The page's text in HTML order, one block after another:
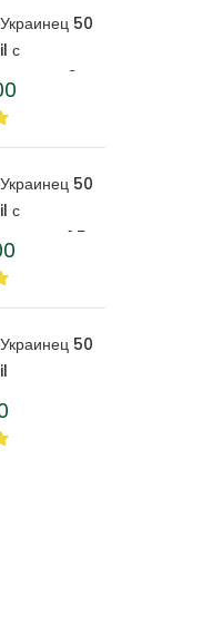
50
с
бочкой 3
50
с
бочкой 1,5
50